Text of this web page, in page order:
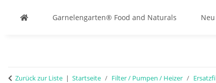
Garnelengarten® Food and Naturals
Zurück zur Liste Startseite Filter / Pumpen / Heizer